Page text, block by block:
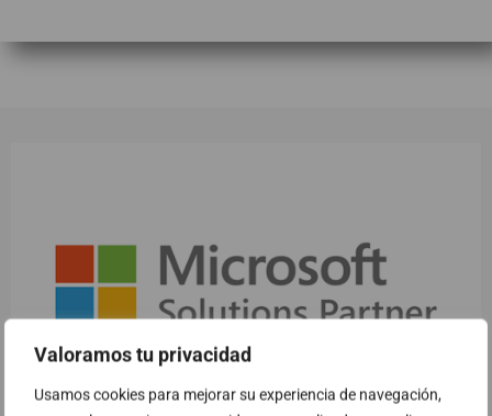
Valoramos tu privacidad
Usamos cookies para mejorar su experiencia de navegación,